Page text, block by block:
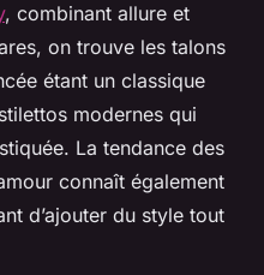
, combinant allure et
on trouve les talons
étant un classique
modernes qui
La tendance des
connaît également
d’ajouter du style tout